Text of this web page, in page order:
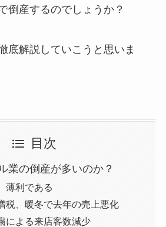
倒産するのでしょうか？
底解説していこうと思いま
目次
業の倒産が多いのか？
薄利である
税、暖冬で去年の売上悪化
による来店客数減少